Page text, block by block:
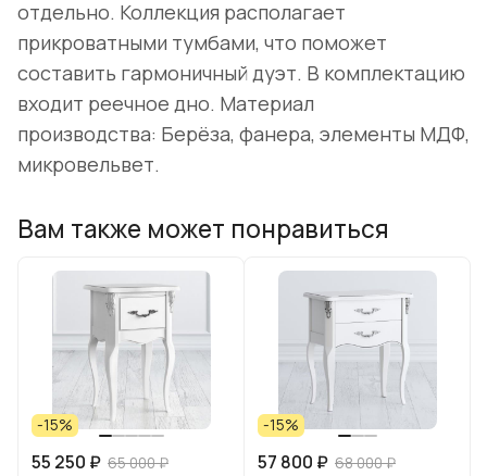
отдельно. Коллекция располагает
прикроватными тумбами, что поможет
составить гармоничный дуэт. В комплектацию
входит реечное дно. Материал
производства: Берёза, фанера, элементы МДФ,
микровельвет.
Вам также может понравиться
-15%
55 250 ₽ 65 000 ₽
-15%
57 800 ₽ 68 000 ₽